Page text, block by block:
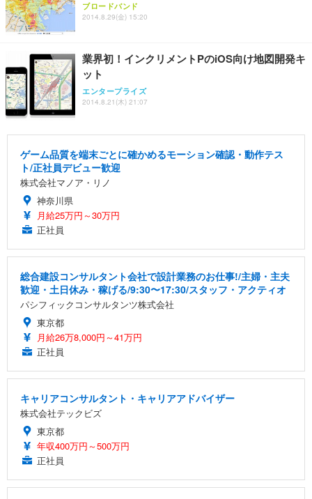
ブロードバンド
2014.8.29(金) 15:20
業界初！インクリメントPのiOS向け地図開発キ
ット
エンタープライズ
2014.8.21(木) 21:07
ゲーム品質を端末ごとに確かめるモーション確認・動作テス
ト/正社員デビュー歓迎
株式会社マノア・リノ
神奈川県
月給25万円～30万円
正社員
総合建設コンサルタント会社で設計業務のお仕事!/主婦・主夫
歓迎・土日休み・稼げる/9:30〜17:30/スタッフ・アクティオ
パシフィックコンサルタンツ株式会社
東京都
月給26万8,000円～41万円
正社員
キャリアコンサルタント・キャリアアドバイザー
株式会社テックビズ
東京都
年収400万円～500万円
正社員